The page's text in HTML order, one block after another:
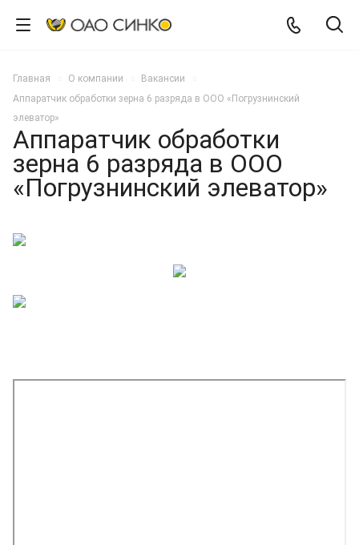
Главная О компании
Вакансии
Аппаратчик обработки зерна 6 разряда в ООО «Погрузнинский
элеватор»
Аппаратчик обработки
зерна 6 разряда в ООО
«Погрузнинский элеватор»